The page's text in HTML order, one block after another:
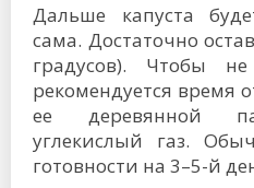
Дальше капуста
сама. Достаточно
градусов). Чтобы
рекомендуется время
ее деревянной
углекислый газ.
готовности на 3–5-й